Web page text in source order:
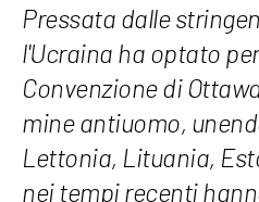
Pressata dalle
l'Ucraina ha optato
Convenzione di
mine antiuomo,
Lettonia, Lituania,
nei tempi recenti